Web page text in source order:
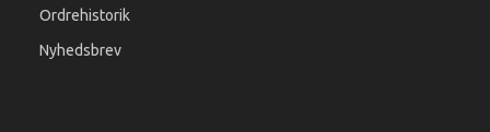
Ordrehistorik
Nyhedsbrev